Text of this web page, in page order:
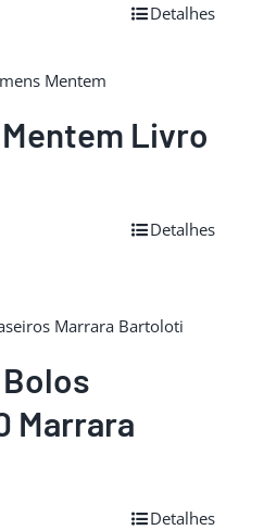
Detalhes
Livro
Detalhes
Marrara
Detalhes